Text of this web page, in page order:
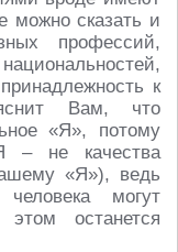
можно сказать и
профессий,
к
Вам, что
«Я», потому
– не качества
«Я»), ведь
могут
останется